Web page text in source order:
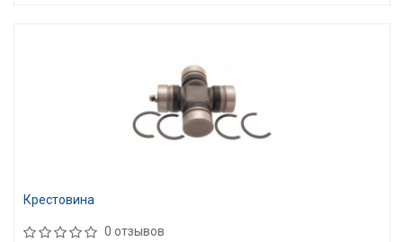
Крестовина
0 отзывов